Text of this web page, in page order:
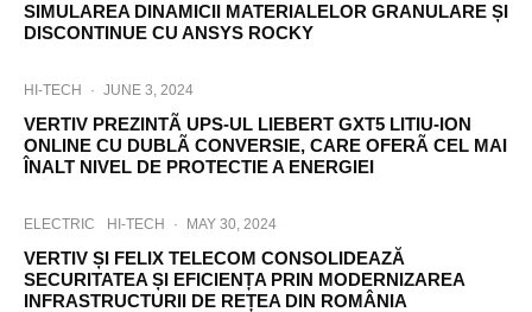
SIMULAREA DINAMICII MATERIALELOR GRANULARE ȘI
DISCONTINUE CU ANSYS ROCKY
HI-TECH · JUNE 3, 2024
VERTIV PREZINTÃ UPS-UL LIEBERT GXT5 LITIU-ION
ONLINE CU DUBLÃ CONVERSIE, CARE OFERÃ CEL MAI
ÎNALT NIVEL DE PROTECTIE A ENERGIEI
ELECTRIC HI-TECH · MAY 30, 2024
VERTIV ȘI FELIX TELECOM CONSOLIDEAZĂ
SECURITATEA ȘI EFICIENȚA PRIN MODERNIZAREA
INFRASTRUCTURII DE REȚEA DIN ROMÂNIA